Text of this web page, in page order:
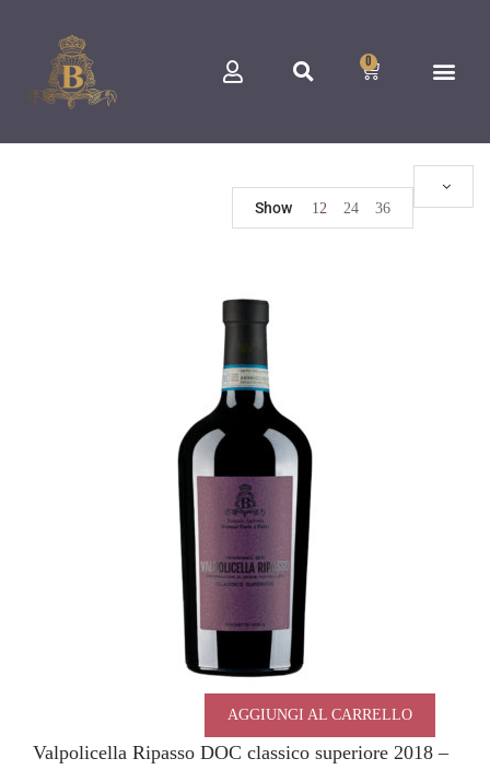
0
Show 12 24 36
Valpolicella Ripasso DOC classico superiore 2018 –
AGGIUNGI AL CARRELLO